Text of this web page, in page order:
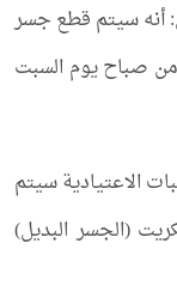
أنه سيتم قطع جسر
من صباح يوم السبت
الاعتيادية سيتم
(الجسر البديل)